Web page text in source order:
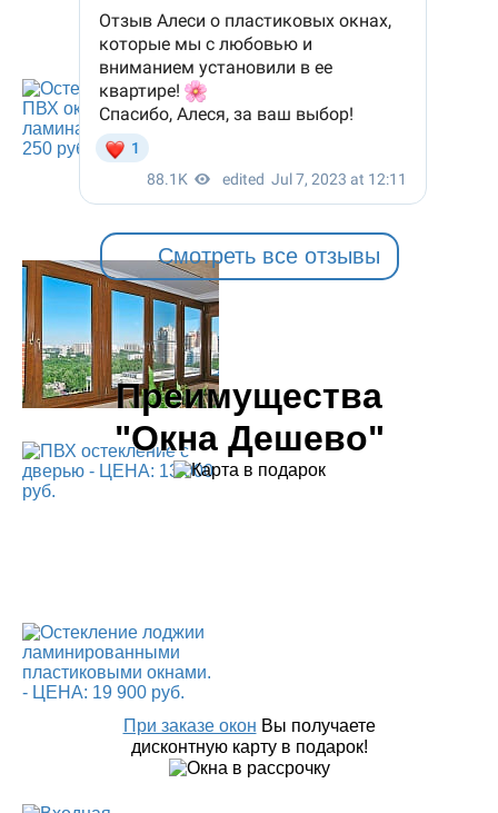
Смотреть все отзывы
Преимущества
"Окна Дешево"
При заказе окон Вы получаете
дисконтную карту в подарок!